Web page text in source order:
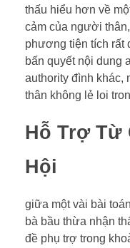
thấu hiểu hơn về
cảm của người
phương tiện tích rất
bấn quyết nội dung
authority đình khác,
thân không lẻ loi
Hỗ Trợ Từ
Hội
giữa một vài bài
bà bầu thừa nhận
đề phụ trợ trong